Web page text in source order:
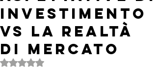
INVESTIMENTO
VS LA REALTÀ
DI MERCATO
Valutazione NaN stelle su 5.